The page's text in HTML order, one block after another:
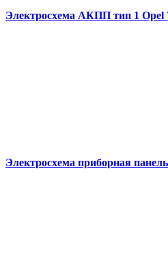
Электросхема АКПП тип 1 Opel
Электросхема приборная